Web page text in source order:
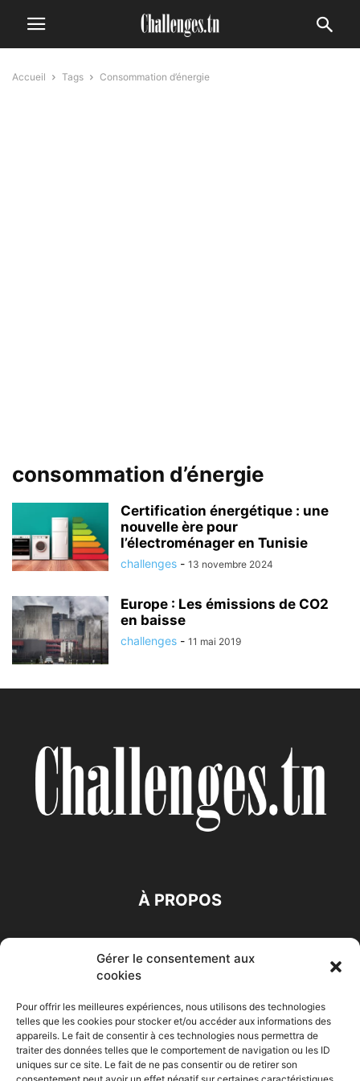
Gérer le consentement aux
cookies
Pour offrir les meilleures expériences, nous utilisons des technologies
telles que les cookies pour stocker et/ou accéder aux informations des
appareils. Le fait de consentir à ces technologies nous permettra de
traiter des données telles que le comportement de navigation ou les ID
uniques sur ce site. Le fait de ne pas consentir ou de retirer son
Accueil Tags Consommation d’énergie
consommation d’énergie
Certification énergétique : une
nouvelle ère pour
l’électroménager en Tunisie
challenges - 13 novembre 2024
Europe : Les émissions de CO2
en baisse
challenges - 11 mai 2019
À PROPOS
Accueil Economie Entreprises Entrepreneur